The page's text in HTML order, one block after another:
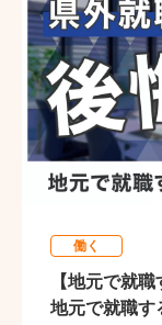
働く
【地元で就
地元で就職す